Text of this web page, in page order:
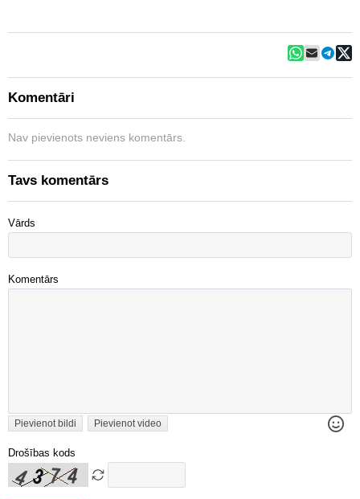
Komentāri
Nav pievienots neviens komentārs.
Tavs komentārs
Vārds
Komentārs
Pievienot bildi Pievienot video
Drošības kods